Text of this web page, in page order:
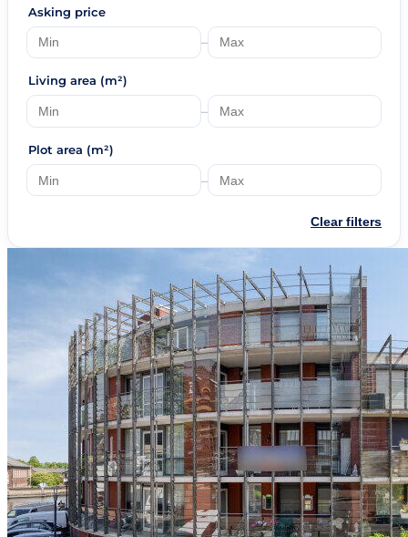
Asking price
–
Living area (m²)
–
Plot area (m²)
–
Clear filters